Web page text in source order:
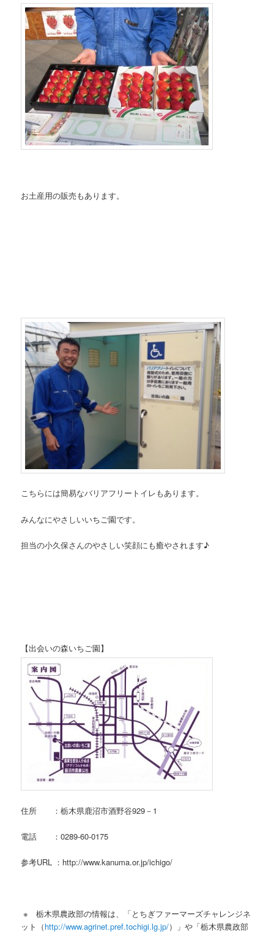
お土産用の販売もあります。
こちらには簡易なバリアフリートイレもあります。
みんなにやさしいいちご園です。
担当の小久保さんのやさしい笑顔にも癒やされます♪
【出会いの森いちご園】
住所 ：栃木県鹿沼市酒野谷929－1
電話 ：0289-60-0175
参考URL ：http://www.kanuma.or.jp/ichigo/
※ 栃木県農政部の情報は、「とちぎファーマーズチャレンジネ
ット（http://www.agrinet.pref.tochigi.lg.jp/）」や「栃木県農政部